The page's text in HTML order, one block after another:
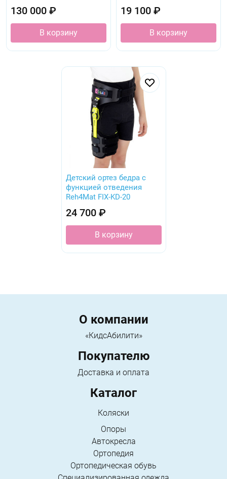
Фиксация коленного сустава после травмы
Хронические, в том числе ревматические, артрозы
и артриты;
Хроническая нестабильность сустава
(недостаточность функции связок);
Реабилитация после спортивных травм;
Профилактика контрактур, фиксация в положении
достигнутой коррекции;
несостоятельность капсульно-связачного
130 000 ₽
В корзину
19 100 ₽
В корзину
Детский ортез бедра с
функцией отведения
Reh4Mat FIX-KD-20
24 700 ₽
В корзину
Menu footerО компании
«КидсАбилити»
Покупателю
Доставка и оплата
Каталог
Коляски
Опоры
Автокресла
Ортопедия
Ортопедическая обувь